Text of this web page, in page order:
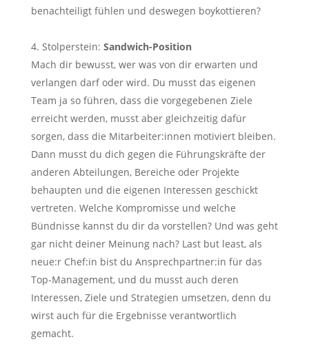
benachteiligt fühlen und deswegen boykottieren?
Stolperstein: Sandwich-Position
Mach dir bewusst, wer was von dir erwarten und
verlangen darf oder wird. Du musst das eigenen
Team ja so führen, dass die vorgegebenen Ziele
erreicht werden, musst aber gleichzeitig dafür
sorgen, dass die Mitarbeiter:innen motiviert bleiben.
Dann musst du dich gegen die Führungskräfte der
anderen Abteilungen, Bereiche oder Projekte
behaupten und die eigenen Interessen geschickt
vertreten. Welche Kompromisse und welche
Bündnisse kannst du dir da vorstellen? Und was geht
gar nicht deiner Meinung nach? Last but least, als
neue:r Chef:in bist du Ansprechpartner:in für das
Top-Management, und du musst auch deren
Interessen, Ziele und Strategien umsetzen, denn du
wirst auch für die Ergebnisse verantwortlich
gemacht.